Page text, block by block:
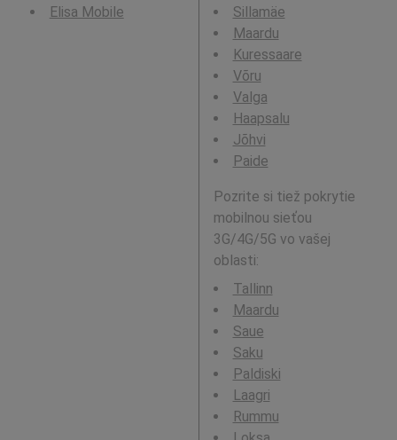
Elisa Mobile
Sillamäe
Maardu
Kuressaare
Võru
Valga
Haapsalu
Jõhvi
Paide
Pozrite si tiež pokrytie
mobilnou sieťou
3G/4G/5G vo vašej
oblasti:
Tallinn
Maardu
Saue
Saku
Paldiski
Laagri
Rummu